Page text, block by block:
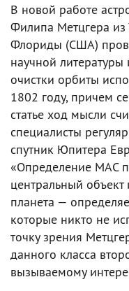
В новой работе
Филипа Метцгера из
Флориды (США)
научной
очистки орбиты
1802 году, причем
статье ход мысли
специалисты
спутник Юпитера
«Определение МАС
центральный
планета —
которые никто не
точку зрения
данного класса
вызываемому